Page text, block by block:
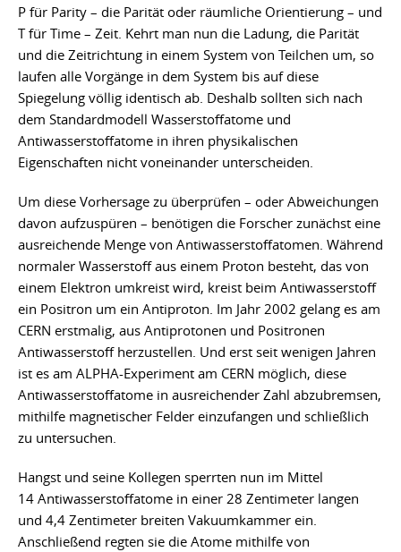
P für Parity – die Parität oder räumliche Orientierung – und
T für Time – Zeit. Kehrt man nun die Ladung, die Parität
und die Zeitrichtung in einem System von Teilchen um, so
laufen alle Vorgänge in dem System bis auf diese
Spiegelung völlig identisch ab. Deshalb sollten sich nach
dem Standardmodell Wasserstoffatome und
Antiwasserstoffatome in ihren physikalischen
Eigenschaften nicht voneinander unterscheiden.
Um diese Vorhersage zu überprüfen – oder Abweichungen
davon aufzuspüren – benötigen die Forscher zunächst eine
ausreichende Menge von Antiwasserstoffatomen. Während
normaler Wasserstoff aus einem Proton besteht, das von
einem Elektron umkreist wird, kreist beim Antiwasserstoff
ein Positron um ein Antiproton. Im Jahr 2002 gelang es am
CERN erstmalig, aus Antiprotonen und Positronen
Antiwasserstoff herzustellen. Und erst seit wenigen Jahren
ist es am ALPHA-Experiment am CERN möglich, diese
Antiwasserstoffatome in ausreichender Zahl abzubremsen,
mithilfe magnetischer Felder einzufangen und schließlich
zu untersuchen.
Hangst und seine Kollegen sperrten nun im Mittel
14 Antiwasserstoffatome in einer 28 Zentimeter langen
und 4,4 Zentimeter breiten Vakuumkammer ein.
Anschließend regten sie die Atome mithilfe von